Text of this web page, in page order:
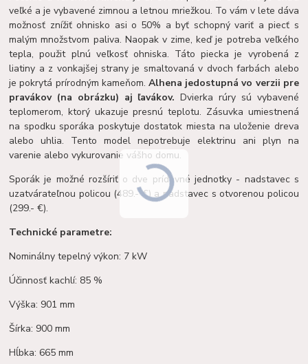
veľké a je vybavené zimnou a letnou mriežkou. To vám v lete dáva
možnosť znížiť ohnisko asi o 50% a byť schopný variť a piecť s
malým množstvom paliva. Naopak v zime, keď je potreba veľkého
tepla, použit plnú veľkosť ohniska. Táto piecka je vyrobená z
liatiny a z vonkajšej strany je smaltovaná v dvoch farbách alebo
je pokrytá prírodným kameňom. Alhena jedostupná vo verzii pre
pravákov (na obrázku) aj ľavákov. Dvierka rúry sú vybavené
teplomerom, ktorý ukazuje presnú teplotu. Zásuvka umiestnená
na spodku sporáka poskytuje dostatok miesta na uloženie dreva
alebo uhlia. Tento model nepotrebuje elektrinu ani plyn na
varenie alebo vykurovanie vášho domu.
Sporák je možné rozšíriť o dve prídavné jednotky - nadstavec s
uzatvárateľnou policou (489.- €) a nadstavec s otvorenou policou
(299.- €).
Technické parametre:
Nominálny tepelný výkon: 7 kW
Účinnosť kachlí: 85 %
Výška: 901 mm
Šírka: 900 mm
Hĺbka: 665 mm